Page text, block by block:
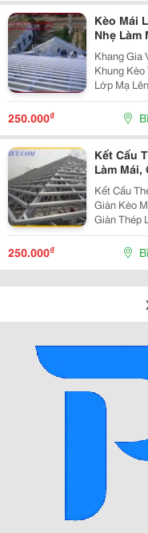
Kèo Mái
Nhẹ Làm
Khang Gia
Khung
Lớp Mạ Lên Tới 20
Sẽ Mang
Đặc Điểm
250.000₫
Kết Cấu
Làm Mái,
Kết Cấu
Giàn Kèo Mái Ngói Mái Ngói
Giàn Thép
Thép Nhẹ
Nhôm
250.000₫